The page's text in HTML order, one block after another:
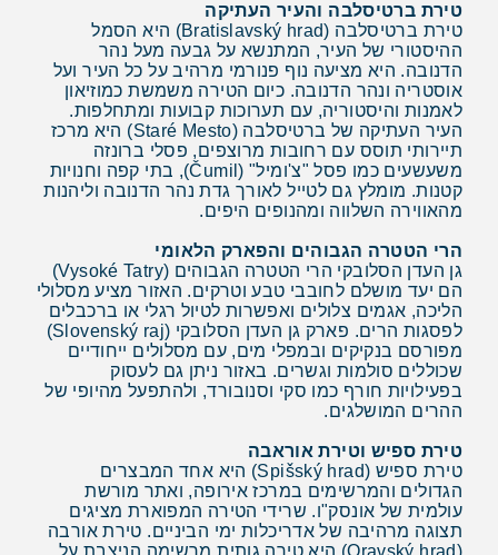
טירת ברטיסלבה והעיר העתיקה
טירת ברטיסלבה (Bratislavský hrad) היא הסמל
ההיסטורי של העיר, המתנשא על גבעה מעל נהר
הדנובה. היא מציעה נוף פנורמי מרהיב על כל העיר ועל
אוסטריה ונהר הדנובה. כיום הטירה משמשת כמוזיאון
לאמנות והיסטוריה, עם תערוכות קבועות ומתחלפות.
העיר העתיקה של ברטיסלבה (Staré Mesto) היא מרכז
תיירותי תוסס עם רחובות מרוצפים, פסלי ברונזה
משעשעים כמו פסל "צ'ומיל" (Čumil), בתי קפה וחנויות
קטנות. מומלץ גם לטייל לאורך גדת נהר הדנובה וליהנות
מהאווירה השלווה ומהנופים היפים.
הרי הטטרה הגבוהים והפארק הלאומי
גן העדן הסלובקי הרי הטטרה הגבוהים (Vysoké Tatry)
הם יעד מושלם לחובבי טבע וטרקים. האזור מציע מסלולי
הליכה, אגמים צלולים ואפשרות לטיול רגלי או ברכבלים
לפסגות הרים. פארק גן העדן הסלובקי (Slovenský raj)
מפורסם בנקיקים ובמפלי מים, עם מסלולים ייחודיים
שכוללים סולמות וגשרים. באזור ניתן גם לעסוק
בפעילויות חורף כמו סקי וסנובורד, ולהתפעל מהיופי של
ההרים המושלגים.
טירת ספיש וטירת אוראבה
טירת ספיש (Spišský hrad) היא אחד המבצרים
הגדולים והמרשימים במרכז אירופה, ואתר מורשת
עולמית של אונסק"ו. שרידי הטירה המפוארת מציגים
תצוגה מרהיבה של אדריכלות ימי הביניים. טירת אורבה
(Oravský hrad) היא טירה גותית מרשימה הניצבת על